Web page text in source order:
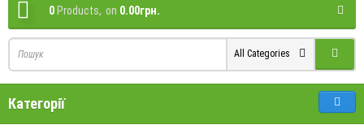
0 Products, on 0.00грн.
All Categories
Категорії